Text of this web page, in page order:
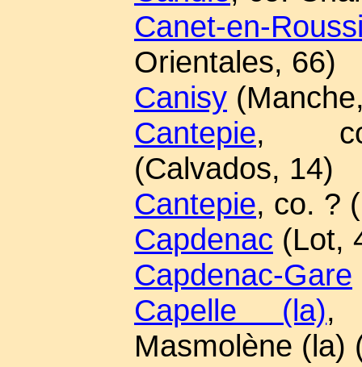
Canet-en-
Orientales, 66)
Canisy
Cantepie, co.
(Calvados, 14)
Cantepie, co. ?
Capdenac (Lot,
Capdenac-Gare
Capelle (la),
Masmolène (la)